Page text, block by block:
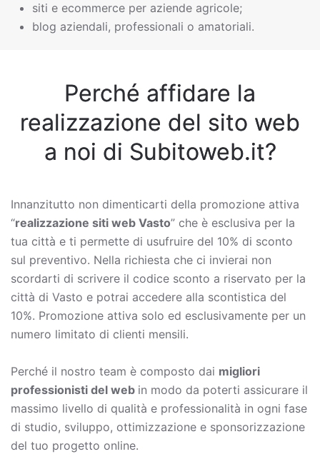
siti e ecommerce per aziende agricole;
blog aziendali, professionali o amatoriali.
Perché affidare la
realizzazione del sito web
a noi di Subitoweb.it?
Innanzitutto non dimenticarti della promozione attiva
“realizzazione siti web Vasto” che è esclusiva per la
tua città e ti permette di usufruire del 10% di sconto
sul preventivo. Nella richiesta che ci invierai non
scordarti di scrivere il codice sconto a riservato per la
città di Vasto e potrai accedere alla scontistica del
10%. Promozione attiva solo ed esclusivamente per un
numero limitato di clienti mensili.
Perché il nostro team è composto dai migliori
professionisti del web in modo da poterti assicurare il
massimo livello di qualità e professionalità in ogni fase
di studio, sviluppo, ottimizzazione e sponsorizzazione
del tuo progetto online.